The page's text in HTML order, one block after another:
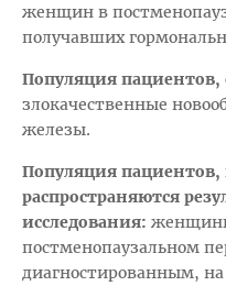
женщин в
получавших
Популяция пациентов,
злокачественные
железы.
Популяция пациентов,
распространяются
исследования:
постменопаузальном
диагностированным,